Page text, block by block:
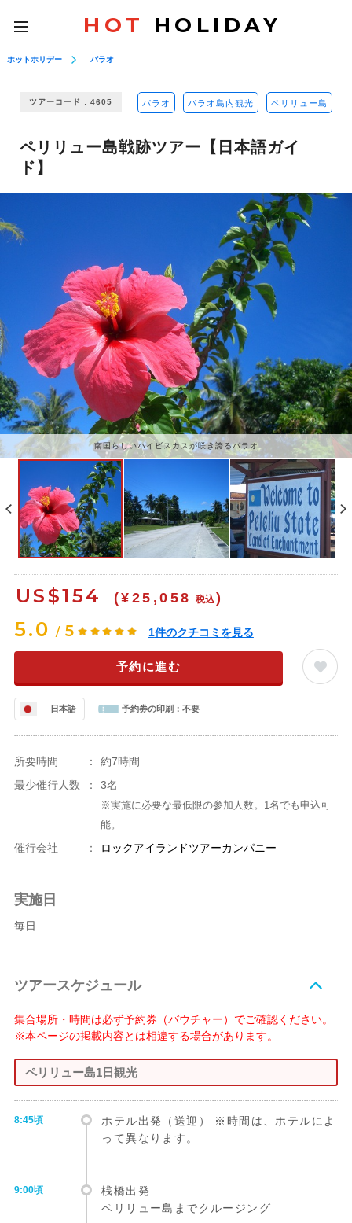
toggle
navigation
HOT HOLIDAY
ホットホリデー パラオ
ツアーコード : 4605 パラオ パラオ島内観光 ペリリュー島
ペリリュー島戦跡ツアー【日本語ガイ
ド】
南国らしいハイビスカスが咲き誇るパラオ
のどかなペリリューの町並み
US$154 (¥25,058 税込)
5.0 / 5 1件のクチコミを見る
予約に進む
日本語 予約券の印刷： 不要
所要時間 ：
約7時間
最少催行人数
： 3名
※実施に必要な最低限の参加人数。1名でも申込可
能。
催行会社 ： ロックアイランドツアーカンパニー
実施日
毎日
ツアースケジュール
集合場所・時間は必ず予約券（バウチャー）でご確認ください。
※本ページの掲載内容とは相違する場合があります。
ペリリュー島1日観光
8:45頃
ホテル出発（送迎） ※時間は、ホテルによ
って異なります。
9:00頃
桟橋出発
ペリリュー島までクルージング